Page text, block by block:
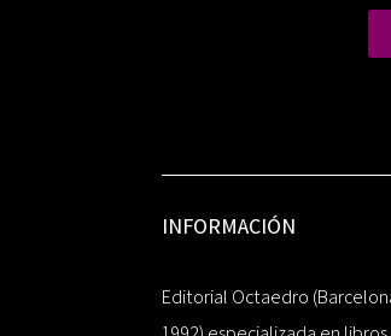
INFORMACIÓN
Editorial Octaedro